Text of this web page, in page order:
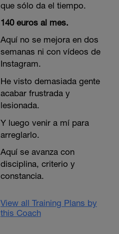
que sólo da el tiempo.
140 euros al mes.
Aquí no se mejora en dos
semanas ni con vídeos de
Instagram.
He visto demasiada gente
acabar frustrada y
lesionada.
Y luego venir a mí para
arreglarlo.
Aquí se avanza con
disciplina, criterio y
constancia.
View all Training Plans by
this Coach